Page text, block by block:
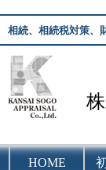
相続、相続税対策、
HOME